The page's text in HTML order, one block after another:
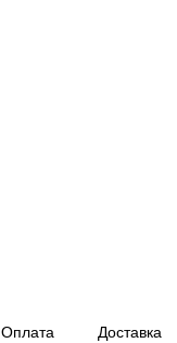
Оплата Доставка